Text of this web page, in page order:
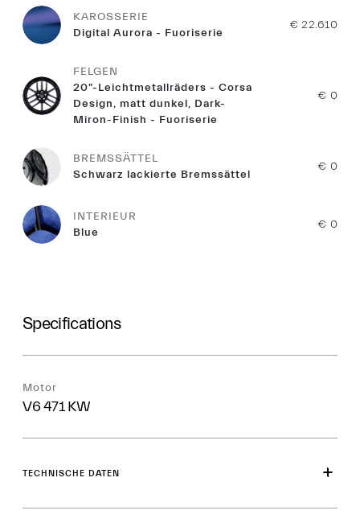
KAROSSERIE
Digital Aurora - Fuoriserie
€ 22.610
FELGEN
20"-Leichtmetallräders - Corsa
Design, matt dunkel, Dark-
Miron-Finish - Fuoriserie
€ 0
BREMSSÄTTEL
Schwarz lackierte Bremssättel
€ 0
INTERIEUR
Blue
€ 0
Specifications
Motor
V6 471 KW
TECHNISCHE DATEN